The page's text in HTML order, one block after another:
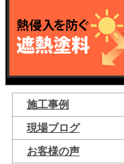
施工事例
現場ブログ
お客様の声